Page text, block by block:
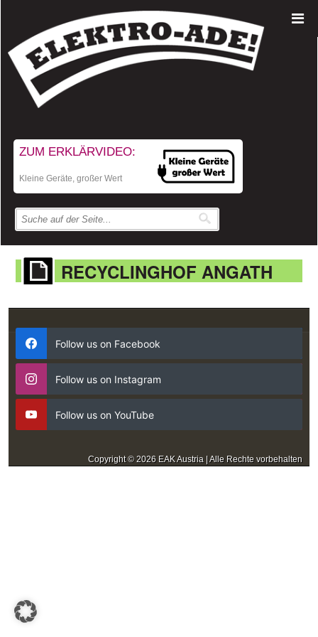
ZUM ERKLÄRVIDEO:
Kleine Geräte, großer Wert
RECYCLINGHOF ANGATH
Follow us on Facebook
Follow us on Instagram
Follow us on YouTube
Copyright © 2026 EAK Austria | Alle Rechte vorbehalten